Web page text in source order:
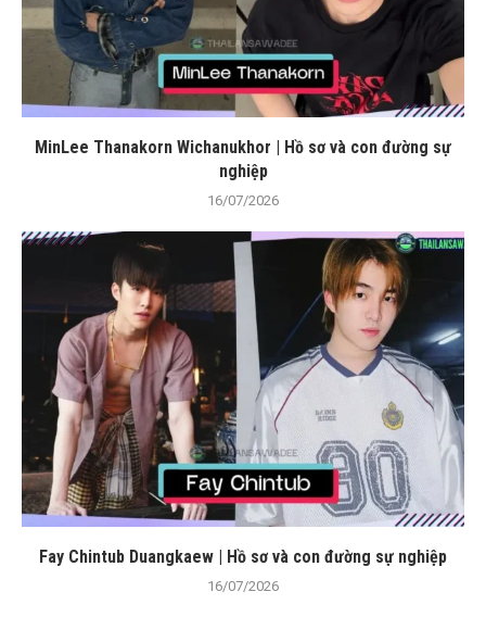
MinLee Thanakorn Wichanukhor | Hồ sơ và con đường sự
nghiệp
16/07/2026
Fay Chintub Duangkaew | Hồ sơ và con đường sự nghiệp
16/07/2026